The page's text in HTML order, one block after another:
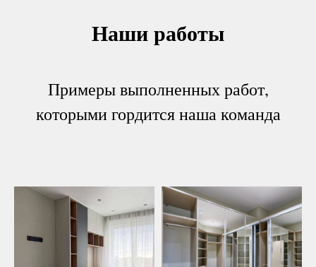
Наши работы
Примеры выполненных работ,
которыми гордится наша команда